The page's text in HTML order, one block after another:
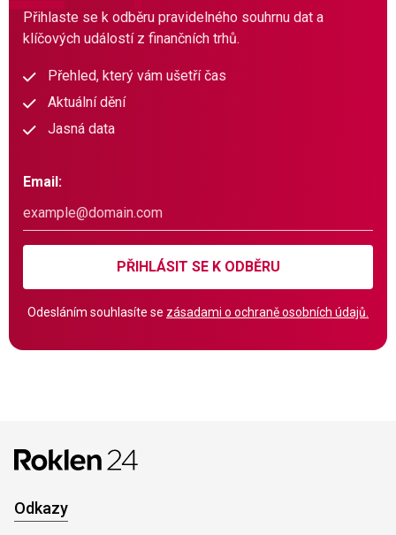
Přihlaste se k odběru pravidelného souhrnu dat a
klíčových událostí z finančních trhů.
Přehled, který vám ušetří čas
Aktuální dění
Jasná data
Email:
PŘIHLÁSIT SE K ODBĚRU
Odesláním souhlasíte se zásadami o ochraně osobních údajů.
Odkazy